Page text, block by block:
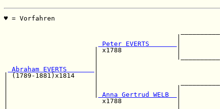
♥ = Vorfahren
Peter EVERTS
| x1788
Abraham EVERTS
| (1789-1881)x1814     |
|                      |
Anna Gertrud WELB
|                        x1788